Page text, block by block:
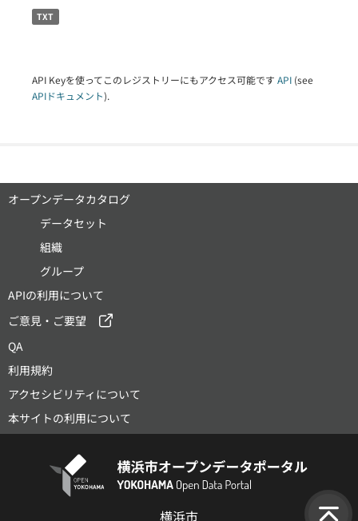
TXT
API Keyを使ってこのレジストリーにもアクセス可能です API (see
APIドキュメント).
オープンデータカタログ
データセット
組織
グループ
APIの利用について
ご意見・ご要望
QA
利用規約
アクセシビリティについて
本サイトの利用について
横浜市